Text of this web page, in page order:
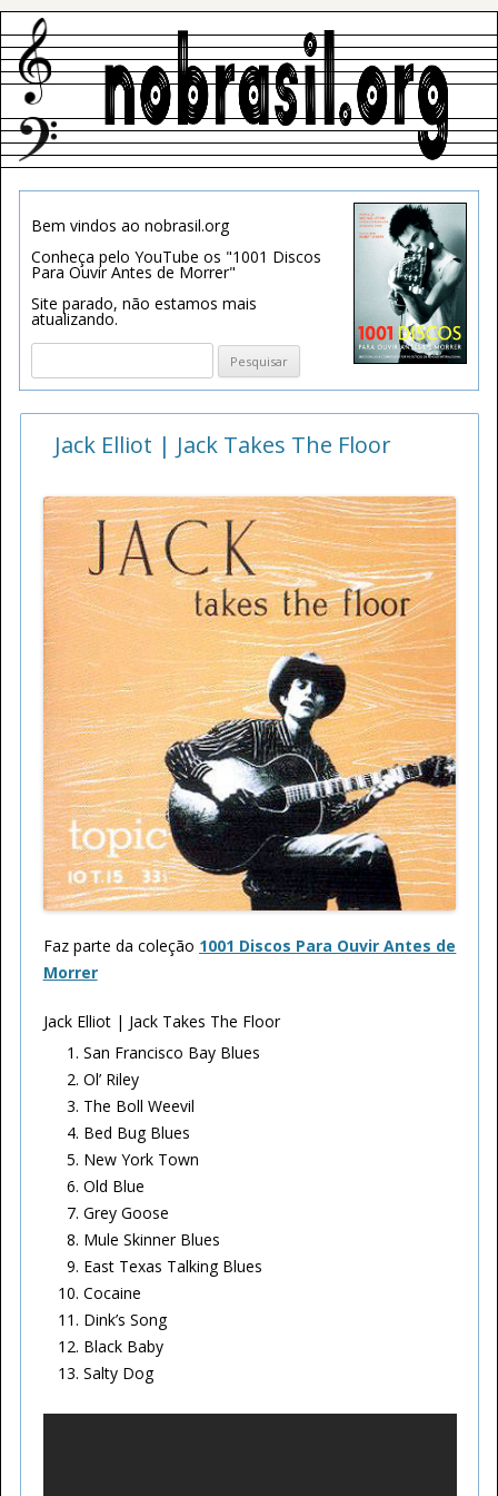
Bem vindos ao nobrasil.org
Conheça pelo YouTube os "1001 Discos
Para Ouvir Antes de Morrer"
Site parado, não estamos mais
atualizando.
Pesquisar
Jack Elliot | Jack Takes The Floor
Faz parte da coleção 1001 Discos Para Ouvir Antes de
Morrer
Jack Elliot | Jack Takes The Floor
San Francisco Bay Blues
Ol’ Riley
The Boll Weevil
Bed Bug Blues
New York Town
Old Blue
Grey Goose
Mule Skinner Blues
East Texas Talking Blues
Cocaine
Dink’s Song
Black Baby
Salty Dog